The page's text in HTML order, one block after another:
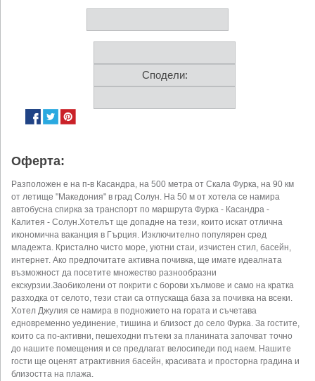
Сподели:
Оферта:
Разположен е на п-в Касандра, на 500 метра от Скала Фурка, на 90 км
от летище "Македония" в град Солун. На 50 м от хотела се намира
автобусна спирка за транспорт по маршрута Фурка - Касандра -
Калитея - Солун.Хотелът ще допадне на тези, които искат отлична
икономична ваканция в Гърция. Изключително популярен сред
младежта. Кристално чисто море, уютни стаи, изчистен стил, басейн,
интернет. Ако предпочитате активна почивка, ще имате идеалната
възможност да посетите множество разнообразни
екскурзии.Заобиколени от покрити с борови хълмове и само на кратка
разходка от селото, тези стаи са отпускаща база за почивка на всеки.
Хотел Джулия се намира в подножието на гората и съчетава
едновременно уединение, тишина и близост до село Фурка. За гостите,
които са по-активни, пешеходни пътеки за планината започват точно
до нашите помещения и се предлагат велосипеди под наем. Нашите
гости ще оценят атрактивния басейн, красивата и просторна градина и
близостта на плажа.